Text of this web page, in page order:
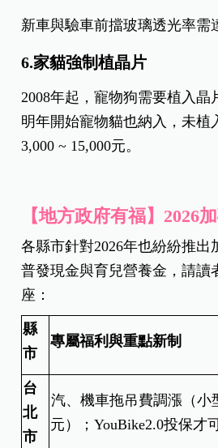
新車與驗車前擋玻璃透光率需
6.家貓強制植晶片
2008年起，寵物狗需要植入晶
明年開始寵物貓也納入，未植
3,000 ~ 15,000元。
【地方政府有福】2026
各縣市針對2026年也紛紛推出
普發現金與育兒營養金，請讀
座：
縣
市
專屬福利與重點新制
台
北
市
汽、機車拖吊費調漲（小
元）；YouBike2.0投保才